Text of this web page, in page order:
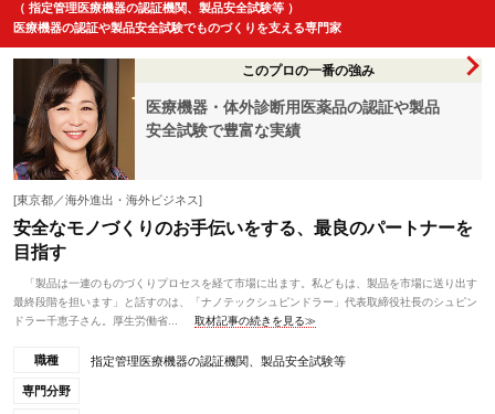
（ 指定管理医療機器の認証機関、製品安全試験等 ）
医療機器の認証や製品安全試験でものづくりを支える専門家
このプロの一番の強み
医療機器・体外診断用医薬品の認証や製品
安全試験で豊富な実績
[東京都／海外進出・海外ビジネス]
安全なモノづくりのお手伝いをする、最良のパートナーを
目指す
「製品は一連のものづくりプロセスを経て市場に出ます。私どもは、製品を市場に送り出す
最終段階を担います」と話すのは、「ナノテックシュピンドラー」代表取締役社長のシュピン
ドラー千恵子さん。厚生労働省...
取材記事の続きを見る≫
職種 指定管理医療機器の認証機関、製品安全試験等
専門分野